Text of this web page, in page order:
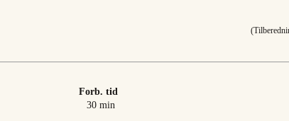
Forb. tid
30minutter
min